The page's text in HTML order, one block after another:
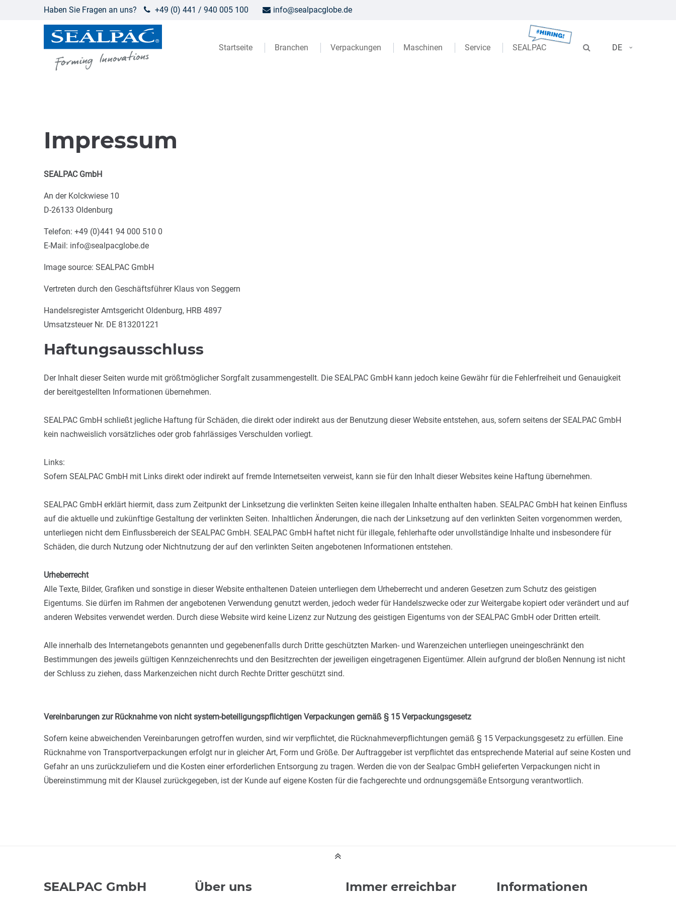
Haben Sie Fragen an uns? +49 (0) 441 / 940 005 100 info@sealpacglobe.de
DE
Startseite Branchen Verpackungen Maschinen Service SEALPAC
Impressum
SEALPAC GmbH
An der Kolckwiese 10
D-26133 Oldenburg
Telefon: +49 (0)441 94 000 510 0
E-Mail: info@sealpacglobe.de
Image source: SEALPAC GmbH
Vertreten durch den Geschäftsführer Klaus von Seggern
Handelsregister Amtsgericht Oldenburg, HRB 4897
Umsatzsteuer Nr. DE 813201221
Haftungsausschluss
Der Inhalt dieser Seiten wurde mit größtmöglicher Sorgfalt zusammengestellt. Die SEALPAC GmbH kann jedoch keine Gewähr für die Fehlerfreiheit und Genauigkeit
der bereitgestellten Informationen übernehmen.
SEALPAC GmbH schließt jegliche Haftung für Schäden, die direkt oder indirekt aus der Benutzung dieser Website entstehen, aus, sofern seitens der SEALPAC GmbH
kein nachweislich vorsätzliches oder grob fahrlässiges Verschulden vorliegt.
Links:
Sofern SEALPAC GmbH mit Links direkt oder indirekt auf fremde Internetseiten verweist, kann sie für den Inhalt dieser Websites keine Haftung übernehmen.
SEALPAC GmbH erklärt hiermit, dass zum Zeitpunkt der Linksetzung die verlinkten Seiten keine illegalen Inhalte enthalten haben. SEALPAC GmbH hat keinen Einfluss
auf die aktuelle und zukünftige Gestaltung der verlinkten Seiten. Inhaltlichen Änderungen, die nach der Linksetzung auf den verlinkten Seiten vorgenommen werden,
unterliegen nicht dem Einflussbereich der SEALPAC GmbH. SEALPAC GmbH haftet nicht für illegale, fehlerhafte oder unvollständige Inhalte und insbesondere für
Schäden, die durch Nutzung oder Nichtnutzung der auf den verlinkten Seiten angebotenen Informationen entstehen.
Urheberrecht
Alle Texte, Bilder, Grafiken und sonstige in dieser Website enthaltenen Dateien unterliegen dem Urheberrecht und anderen Gesetzen zum Schutz des geistigen
Eigentums. Sie dürfen im Rahmen der angebotenen Verwendung genutzt werden, jedoch weder für Handelszwecke oder zur Weitergabe kopiert oder verändert und auf
anderen Websites verwendet werden. Durch diese Website wird keine Lizenz zur Nutzung des geistigen Eigentums von der SEALPAC GmbH oder Dritten erteilt.
Alle innerhalb des Internetangebots genannten und gegebenenfalls durch Dritte geschützten Marken- und Warenzeichen unterliegen uneingeschränkt den
Bestimmungen des jeweils gültigen Kennzeichenrechts und den Besitzrechten der jeweiligen eingetragenen Eigentümer. Allein aufgrund der bloßen Nennung ist nicht
der Schluss zu ziehen, dass Markenzeichen nicht durch Rechte Dritter geschützt sind.
Vereinbarungen zur Rücknahme von nicht system-beteiligungspflichtigen Verpackungen gemäß § 15 Verpackungsgesetz
Sofern keine abweichenden Vereinbarungen getroffen wurden, sind wir verpflichtet, die Rücknahmeverpflichtungen gemäß § 15 Verpackungsgesetz zu erfüllen. Eine
Rücknahme von Transportverpackungen erfolgt nur in gleicher Art, Form und Größe. Der Auftraggeber ist verpflichtet das entsprechende Material auf seine Kosten und
Gefahr an uns zurückzuliefern und die Kosten einer erforderlichen Entsorgung zu tragen. Werden die von der Sealpac GmbH gelieferten Verpackungen nicht in
Übereinstimmung mit der Klausel zurückgegeben, ist der Kunde auf eigene Kosten für die fachgerechte und ordnungsgemäße Entsorgung verantwortlich.
SEALPAC GmbH Über uns Immer erreichbar Informationen